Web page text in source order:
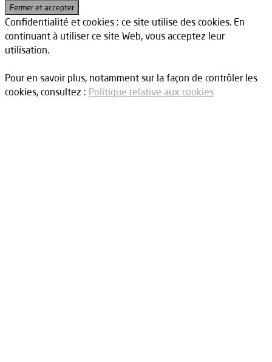
Confidentialité et cookies : ce site utilise des cookies. En
continuant à utiliser ce site Web, vous acceptez leur
utilisation.
Pour en savoir plus, notamment sur la façon de contrôler les
cookies, consultez : Politique relative aux cookies